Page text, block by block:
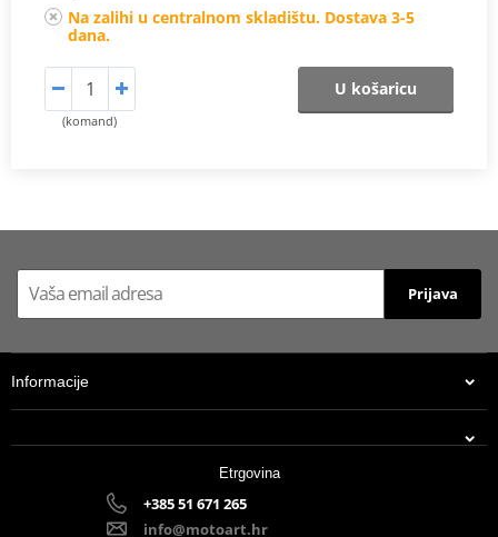
Na zalihi u centralnom skladištu. Dostava 3-5
dana.
(komand)
U košaricu
Prijava
Informacije
Etrgovina
+385 51 671 265
info@motoart.hr